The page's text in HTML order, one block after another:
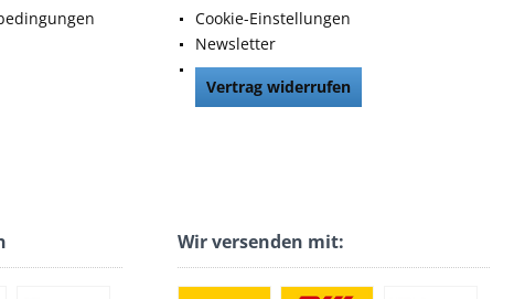
Cookie-Einstellungen
Newsletter
Vertrag widerrufen
Wir versenden mit: